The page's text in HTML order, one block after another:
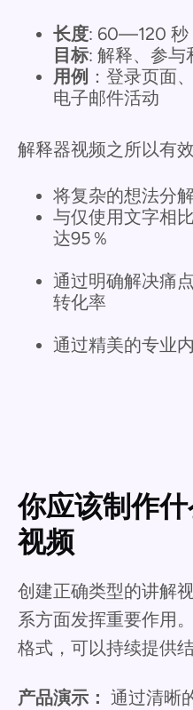
长度: 60—120 秒
目标: 解释、参与
用例 ：登录页面
电子邮件活动
解释器视频之所以有
将复杂的想法分
与仅使用文字相
达95％
通过明确解决痛
转化率
通过精美的专业
你应该制作
视频
创建正确类型的讲解
系方面发挥重要作用
格式，可以持续提供结
产品演示： 通过清晰